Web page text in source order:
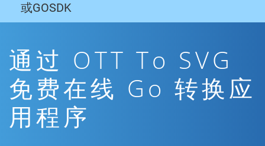
或GOSDK
通过 OTT To SVG
免费在线 Go 转换应
用程序